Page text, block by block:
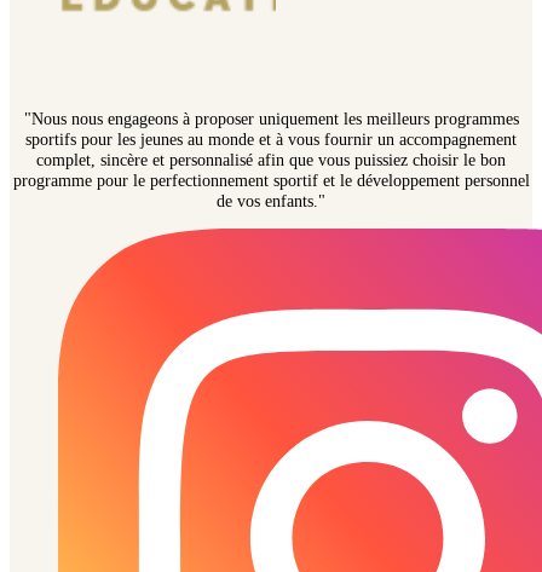
"Nous nous engageons à proposer uniquement les meilleurs programmes
sportifs pour les jeunes au monde et à vous fournir un accompagnement
complet, sincère et personnalisé afin que vous puissiez choisir le bon
programme pour le perfectionnement sportif et le développement personnel
de vos enfants."